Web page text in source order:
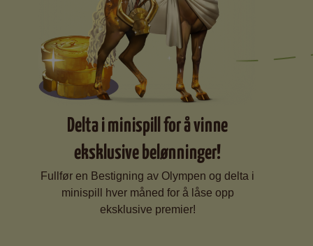
Delta i minispill for å vinne
eksklusive belønninger!
Fullfør en Bestigning av Olympen og delta i
minispill hver måned for å låse opp
eksklusive premier!